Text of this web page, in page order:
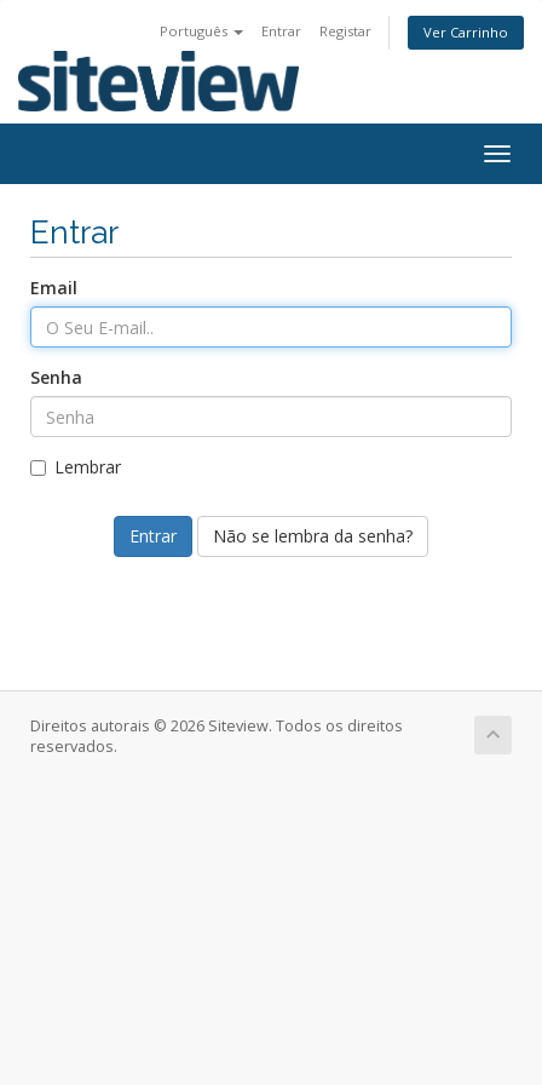
Português Entrar Registar Ver Carrinho
Entrar
Email
Senha
Lembrar
Não se lembra da senha?
Direitos autorais © 2026 Siteview. Todos os direitos
reservados.